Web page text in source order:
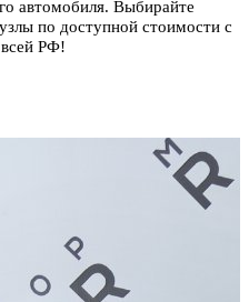
автомобиля. Выбирайте
по доступной стоимости с
всей РФ!